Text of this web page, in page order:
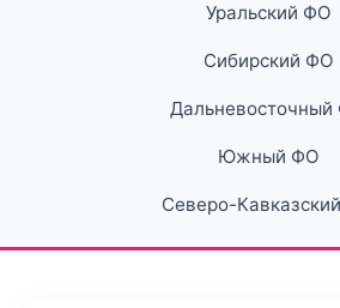
Уральский ФО
Сибирский ФО
Южный ФО
Северо-